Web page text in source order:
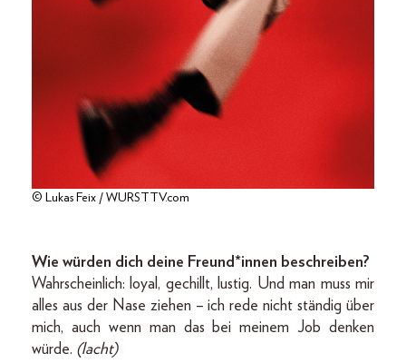
© Lukas Feix / WURSTTV.com
Wie würden dich deine Freund*innen beschreiben?
Wahrscheinlich: loyal, gechillt, lustig. Und man muss mir
alles aus der Nase ziehen – ich rede nicht ständig über
mich, auch wenn man das bei meinem Job denken
würde. (lacht)